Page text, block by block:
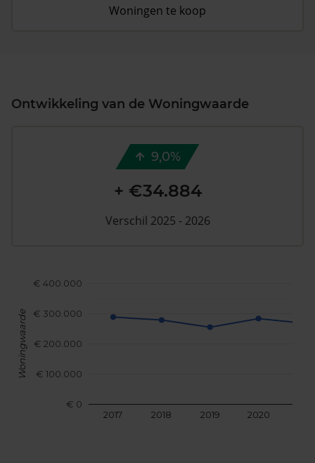
Woningen te koop
Ontwikkeling van de Woningwaarde
2017 2018 2019 2020
€ 0
€ 100.000
€ 200.000
€ 300.000
€ 400.000
Woningwaarde
9,0%
+ €34.884
Verschil 2025 - 2026